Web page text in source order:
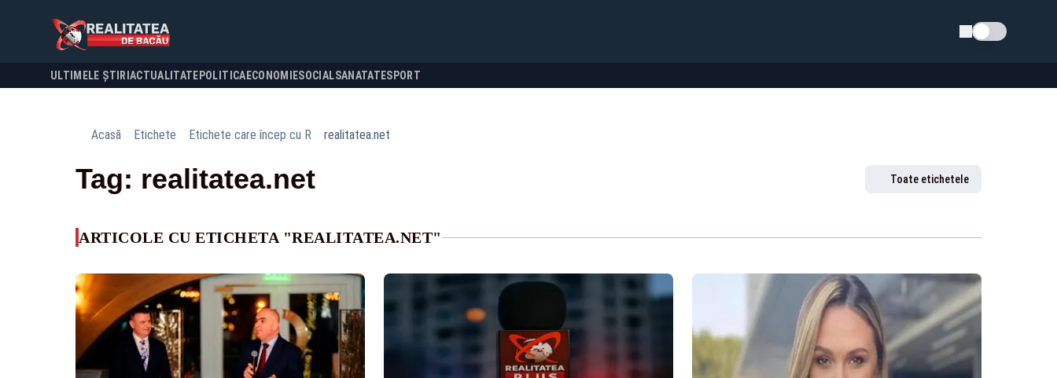
Schimba tema
ULTIMELE ȘTIRI ACTUALITATE POLITICA ECONOMIESOCIALSANATATESPORT
Acasă Etichete Etichete care încep cu R realitatea.net
Tag: realitatea.net Toate etichetele
ARTICOLE CU ETICHETA "REALITATEA.NET"